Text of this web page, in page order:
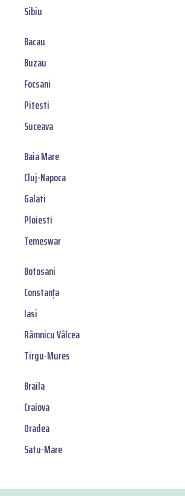
Sibiu
Bacau
Buzau
Focsani
Pitesti
Suceava
Baia Mare
Cluj-Napoca
Galati
Ploiesti
Temeswar
Botosani
Constanța
Iasi
Râmnicu Vâlcea
Tirgu-Mures
Braila
Craiova
Oradea
Satu-Mare